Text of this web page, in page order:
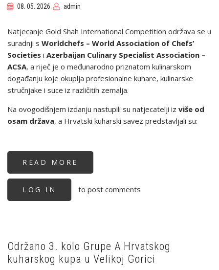
08. 05. 2026. admin
Natjecanje Gold Shah International Competition održava se u
suradnji s Worldchefs – World Association of Chefs’
Societies i Azerbaijan Culinary Specialist Association –
ACSA, a riječ je o međunarodno priznatom kulinarskom
događanju koje okuplja profesionalne kuhare, kulinarske
stručnjake i suce iz različitih zemalja.
Na ovogodišnjem izdanju nastupili su natjecatelji iz više od
osam država, a Hrvatski kuharski savez predstavljali su:
READ MORE
USPJEH
KUHARA
SHAH
INTERNATIONAL
COMPETITION
2026
LOG IN to post comments
Održano 3. kolo Grupe A Hrvatskog
kuharskog kupa u Velikoj Gorici